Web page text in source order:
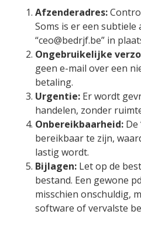
Afzenderadres:
Soms is er een subtiele
“ceo@bedrjf.be” in
Ongebruikelijke
geen e-mail over een
betaling.
Urgentie: Er wordt
handelen, zonder
Onbereikbaarheid: De
bereikbaar te zijn,
lastig wordt.
Bijlagen: Let op de
bestand. Een gewone
misschien onschuldig,
software of vervalste